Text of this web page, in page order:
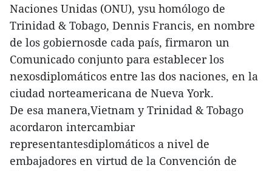
Naciones Unidas (ONU), ysu homólogo de
Trinidad & Tobago, Dennis Francis, en nombre
de los gobiernosde cada país, firmaron un
Comunicado conjunto para establecer los
nexosdiplomáticos entre las dos naciones, en la
ciudad norteamericana de Nueva York.
De esa manera,Vietnam y Trinidad & Tobago
acordaron intercambiar
representantesdiplomáticos a nivel de
embajadores en virtud de la Convención de